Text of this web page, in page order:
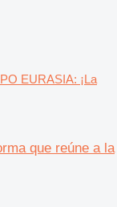
EURASIA: ¡La
que reúne a la